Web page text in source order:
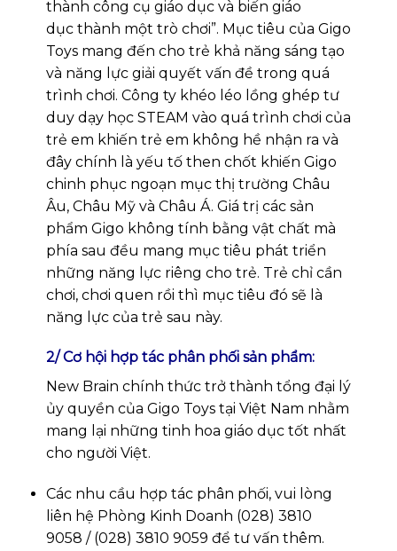
thành công cụ giáo dục và biến giáo
dục thành một trò chơi”. Mục tiêu của Gigo
Toys mang đến cho trẻ khả năng sáng tạo
và năng lực giải quyết vấn đề trong quá
trình chơi. Công ty khéo léo lồng ghép tư
duy dạy học STEAM vào quá trình chơi của
trẻ em khiến trẻ em không hề nhận ra và
đây chính là yếu tố then chốt khiến Gigo
chinh phục ngoạn mục thị trường Châu
Âu, Châu Mỹ và Châu Á. Giá trị các sản
phẩm Gigo không tính bằng vật chất mà
phía sau đều mang mục tiêu phát triển
những năng lực riêng cho trẻ. Trẻ chỉ cần
chơi, chơi quen rồi thì mục tiêu đó sẽ là
năng lực của trẻ sau này.
2/ Cơ hội hợp tác phân phối sản phẩm:
New Brain chính thức trở thành tổng đại lý
ủy quyền của Gigo Toys tại Việt Nam nhằm
mang lại những tinh hoa giáo dục tốt nhất
cho người Việt.
Các nhu cầu hợp tác phân phối, vui lòng
liên hệ Phòng Kinh Doanh (028) 3810
9058 / (028) 3810 9059 để tư vấn thêm.